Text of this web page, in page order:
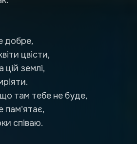
добре,
цвісти,
цій землі,
там тебе не буде,
пам'ятає,
співаю.